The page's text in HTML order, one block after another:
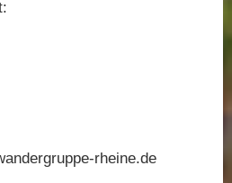
rheine.de